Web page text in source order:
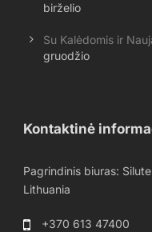
birželio
Su Kalėdomis ir
gruodžio
Kontaktinė
Pagrindinis biuras:
Lithuania
+370 613 47400